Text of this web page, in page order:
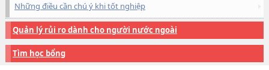
Những điều cần chú ý khi tốt nghiệp
Quản lý rủi ro dành cho người nước ngoài
Tìm học bổng